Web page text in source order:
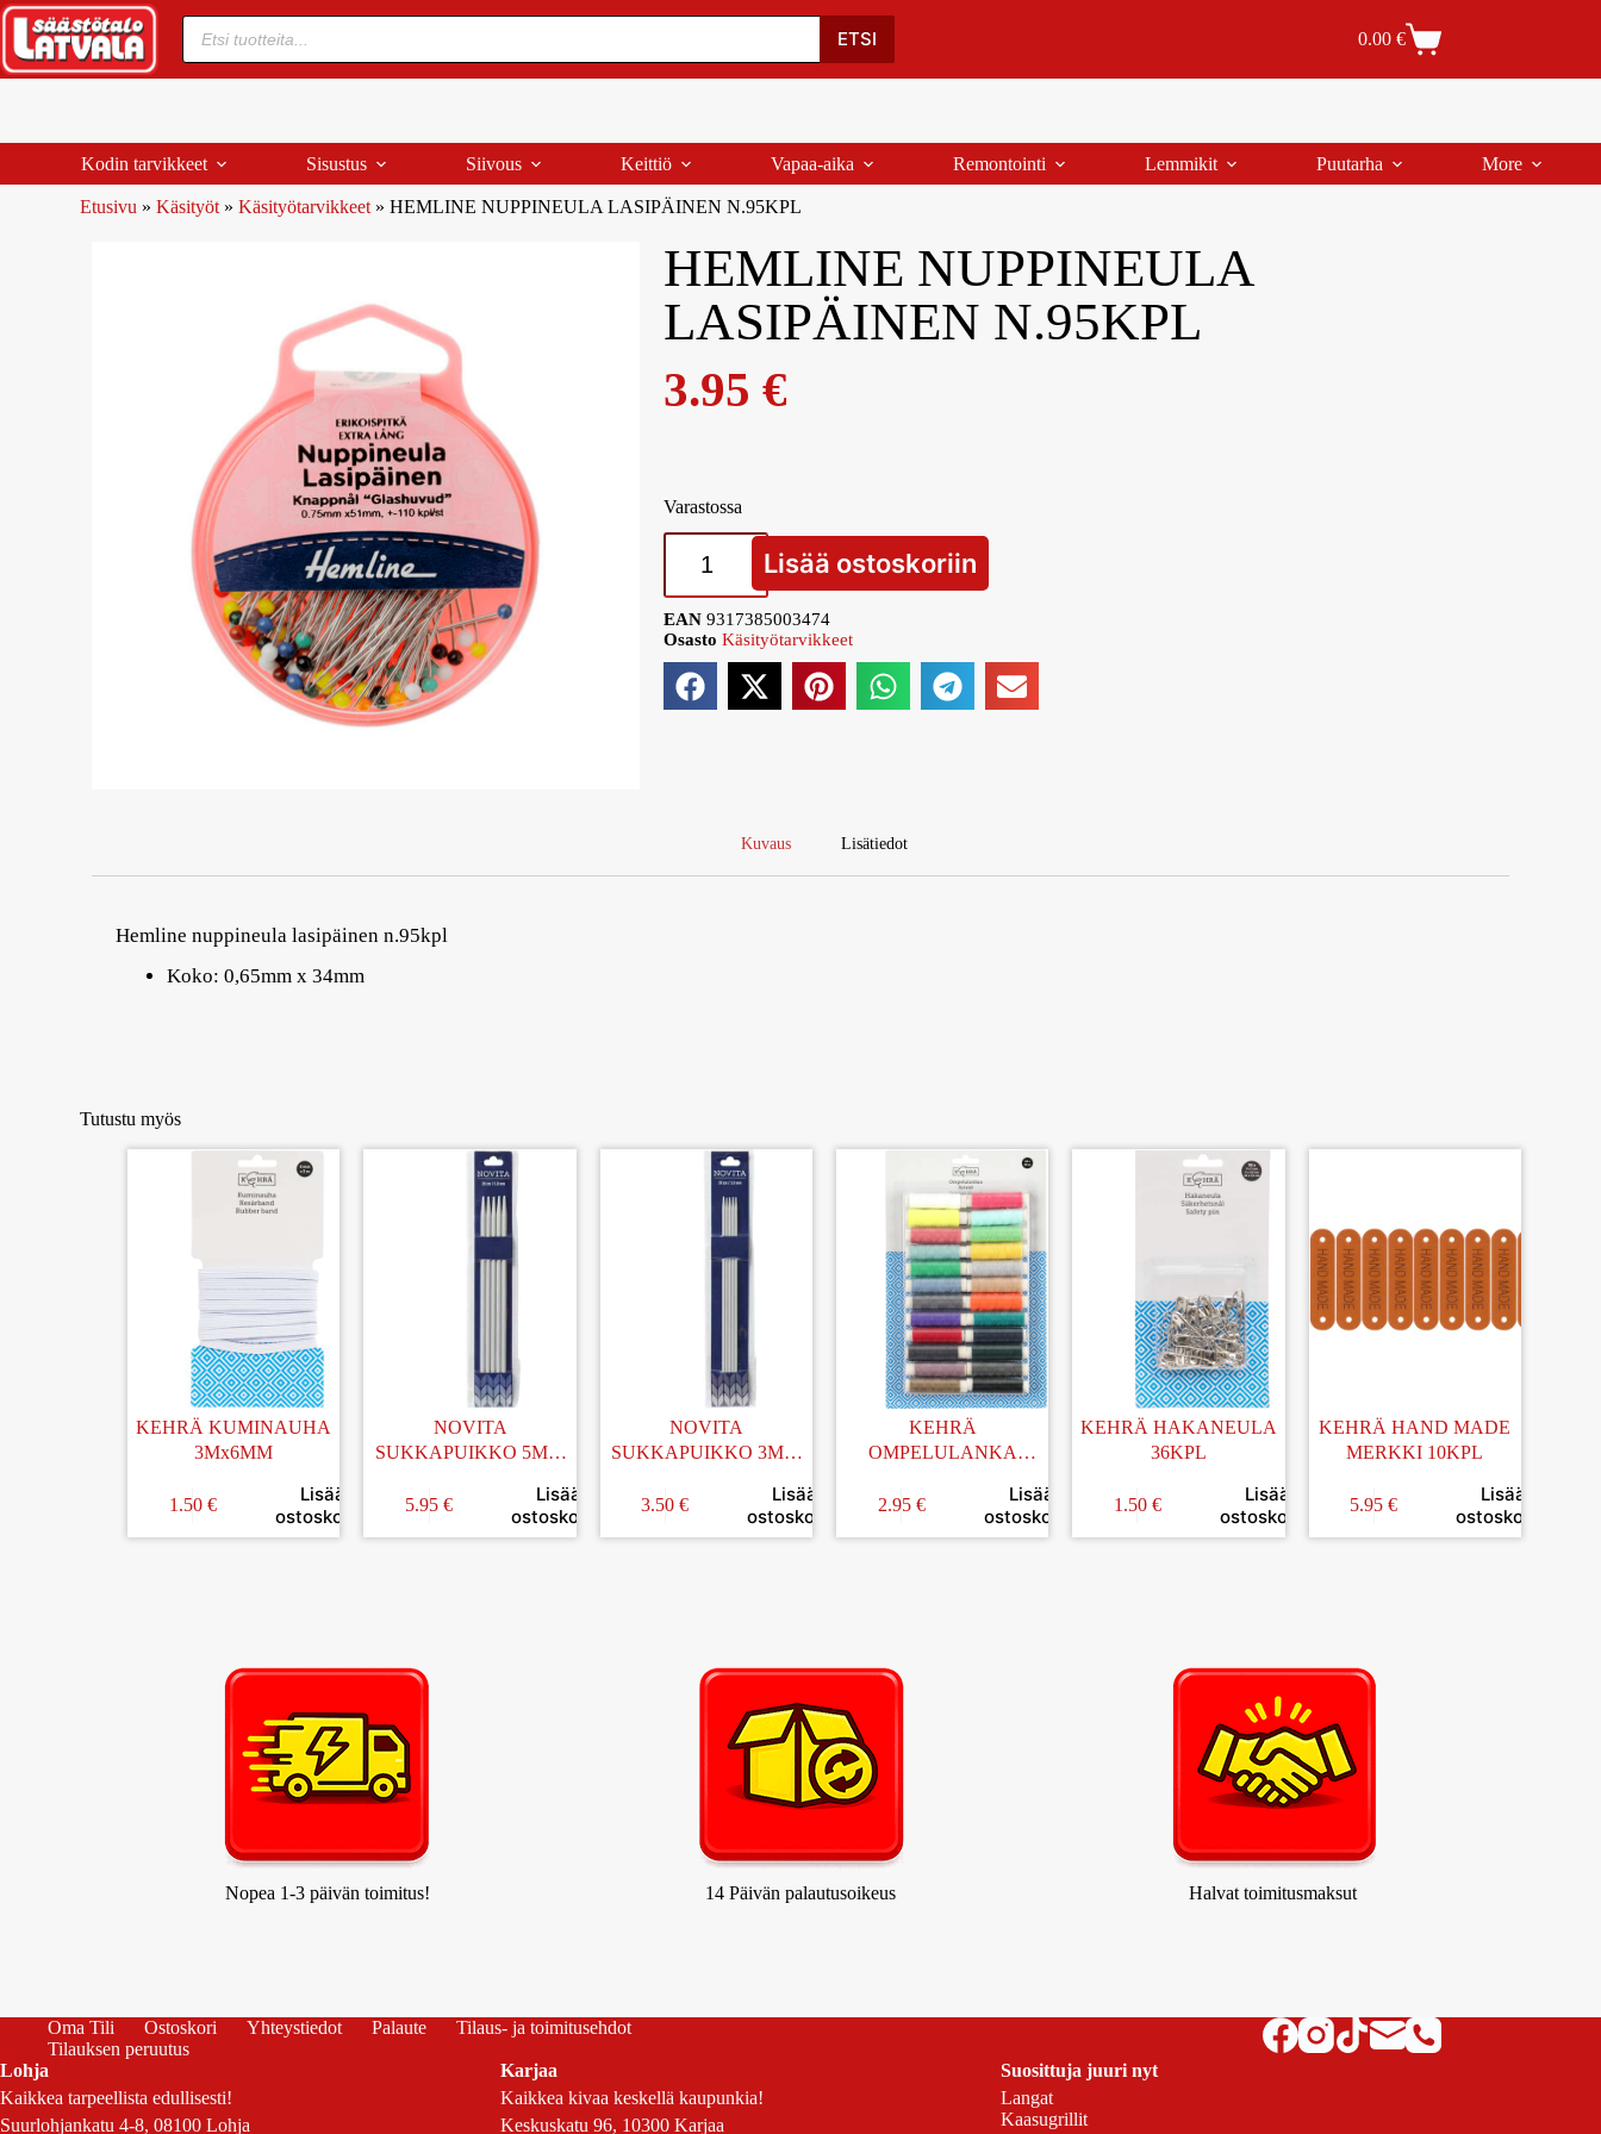
Oma Tili Ostoskori Yhteystiedot Tilauksen peruutus
ETSI 0.00 €
Kodin tarvikkeet Sisustus Siivous Keittiö Vapaa-aika Remontointi Lemmikit Puutarha More
Etusivu » Käsityöt » Käsityötarvikkeet » HEMLINE NUPPINEULA LASIPÄINEN N.95KPL
HEMLINE NUPPINEULA
LASIPÄINEN N.95KPL
3.95 €
Varastossa
Lisää ostoskoriin
EAN 9317385003474
Osasto Käsityötarvikkeet
Kuvaus Lisätiedot
Hemline nuppineula lasipäinen n.95kpl
Koko: 0,65mm x 34mm
Tutustu myös
KEHRÄ KUMINAUHA
3Mx6MM
1.50 €
Lisää
ostoskoriin
NOVITA
SUKKAPUIKKO 5MM
5.95€
Lisää
ostoskoriin
NOVITA
SUKKAPUIKKO 3MM
3.50€
Lisää
ostoskoriin
KEHRÄ
OMPELULANKA
2.95 €
Lisää
ostoskoriin
KEHRÄ HAKANEULA
36KPL
1.50 €
Lisää
ostoskoriin
KEHRÄ HAND MADE
MERKKI 10KPL
5.95€
Lisää
ostoskoriin
Nopea 1-3 päivän toimitus! 14 Päivän palautusoikeus Halvat toimitusmaksut
Oma Tili Ostoskori Yhteystiedot Palaute
Tilaus- ja toimitusehdot
Tilauksen peruutus
Lohja
Kaikkea tarpeellista edullisesti!
Suurlohjankatu 4-8, 08100 Lohja
Karjaa
Kaikkea kivaa keskellä kaupunkia!
Keskuskatu 96, 10300 Karjaa
Suosittuja juuri nyt
Langat
Kaasugrillit